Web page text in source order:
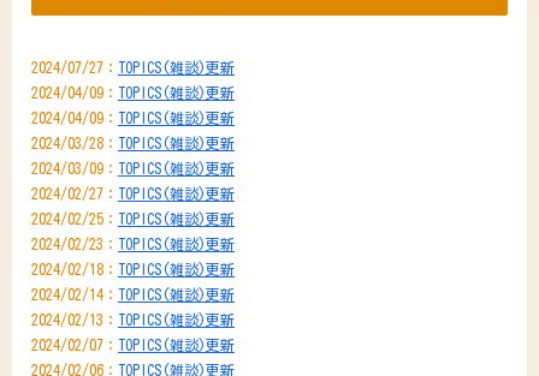
2024/07/27： TOPICS(雑談)更新
2024/04/09： TOPICS(雑談)更新
2024/04/09： TOPICS(雑談)更新
2024/03/28： TOPICS(雑談)更新
2024/03/09： TOPICS(雑談)更新
2024/02/27： TOPICS(雑談)更新
2024/02/25： TOPICS(雑談)更新
2024/02/23： TOPICS(雑談)更新
2024/02/18： TOPICS(雑談)更新
2024/02/14： TOPICS(雑談)更新
2024/02/13： TOPICS(雑談)更新
2024/02/07： TOPICS(雑談)更新
2024/02/06： TOPICS(雑談)更新